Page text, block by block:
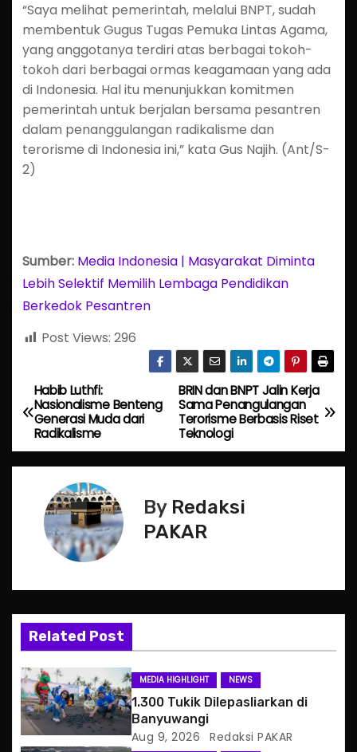
“Saya melihat pemerintah, melalui BNPT, sudah
membentuk Gugus Tugas Pemuka Lintas Agama,
yang anggotanya terdiri atas berbagai tokoh-
tokoh dari berbagai ormas keagamaan yang ada
di Indonesia. Hal itu menunjukkan komitmen
pemerintah untuk berjalan bersama pesantren
dalam penanggulangan radikalisme dan
terorisme di Indonesia ini,” kata Gus Najih. (Ant/S-
2)
Sumber: Media Indonesia | Masyarakat Diminta
Lebih Selektif Memilih Lembaga Pendidikan
Berkedok Pesantren
Post Views: 296
P
o
s
v
g
a
t
BRIN dan BNPT Jalin Kerja
Sama Penangulangan
Terorisme Berbasis Riset
Teknologi
Habib Luthfi:
Nasionalisme Benteng
Generasi Muda dari
Radikalisme
By Redaksi
PAKAR
Related Post
MEDIA HIGHLIGHT NEWS
1.300 Tukik Dilepasliarkan di
Banyuwangi
Aug 9, 2026 Redaksi PAKAR